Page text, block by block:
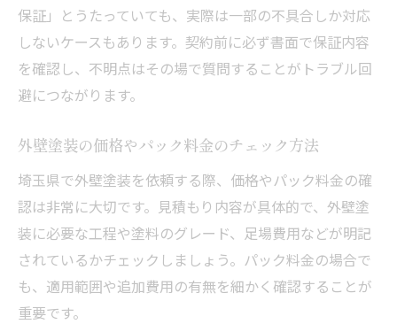
保証」とうたっていても、実際は一部の不具合しか対応
しないケースもあります。契約前に必ず書面で保証内容
を確認し、不明点はその場で質問することがトラブル回
避につながります。
外壁塗装の価格やパック料金のチェック方法
埼玉県で外壁塗装を依頼する際、価格やパック料金の確
認は非常に大切です。見積もり内容が具体的で、外壁塗
装に必要な工程や塗料のグレード、足場費用などが明記
されているかチェックしましょう。パック料金の場合で
も、適用範囲や追加費用の有無を細かく確認することが
重要です。